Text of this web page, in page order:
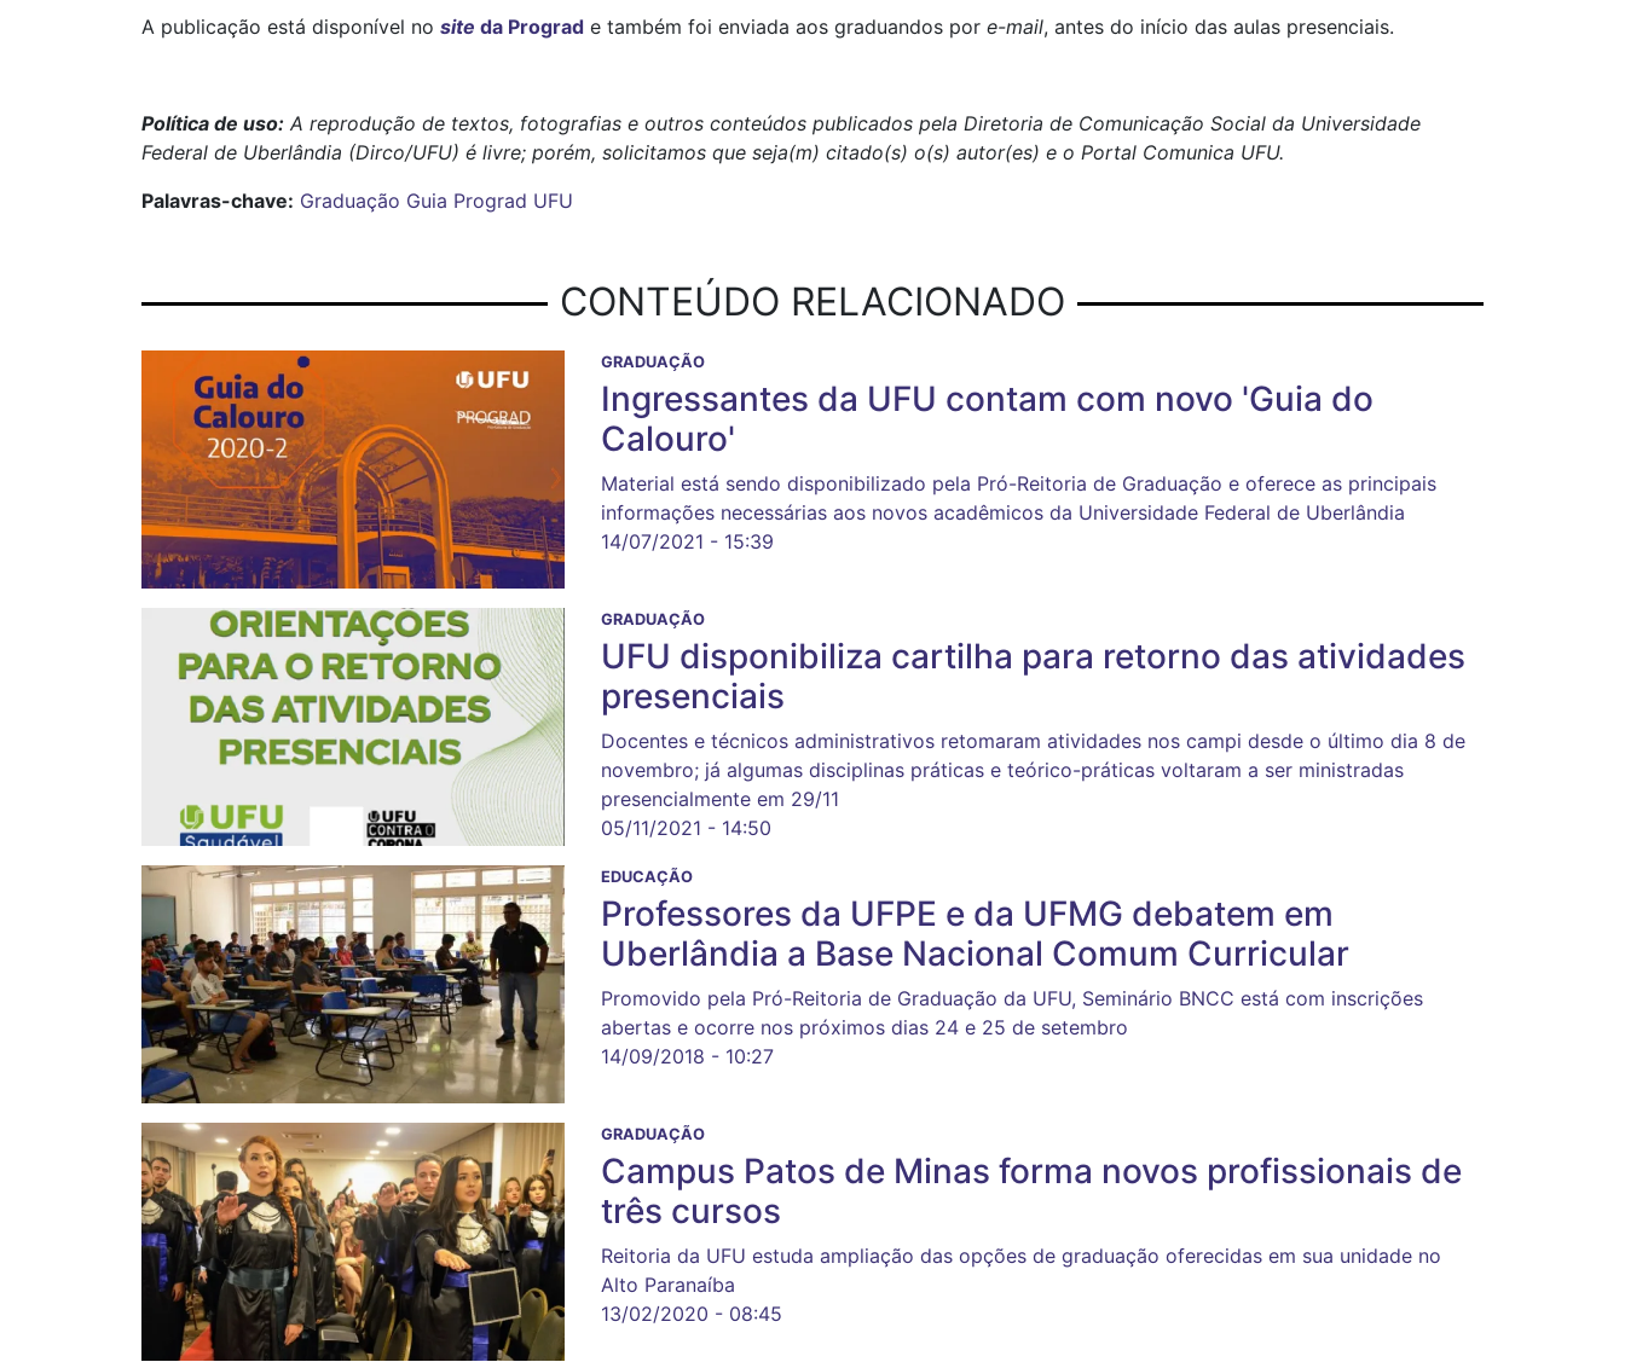
A publicação está disponível no site da Prograd e também foi enviada aos graduandos por e-mail, antes do início das aulas presenciais.
Política de uso: A reprodução de textos, fotografias e outros conteúdos publicados pela Diretoria de Comunicação Social da Universidade
Federal de Uberlândia (Dirco/UFU) é livre; porém, solicitamos que seja(m) citado(s) o(s) autor(es) e o Portal Comunica UFU.
Palavras-chave: Graduação Guia Prograd UFU
CONTEÚDO RELACIONADO
GRADUAÇÃO
Ingressantes da UFU contam com novo 'Guia do
Calouro'
Material está sendo disponibilizado pela Pró-Reitoria de Graduação e oferece as principais
informações necessárias aos novos acadêmicos da Universidade Federal de Uberlândia
14/07/2021 - 15:39
GRADUAÇÃO
UFU disponibiliza cartilha para retorno das atividades
presenciais
Docentes e técnicos administrativos retomaram atividades nos campi desde o último dia 8 de
novembro; já algumas disciplinas práticas e teórico-práticas voltaram a ser ministradas
presencialmente em 29/11
05/11/2021 - 14:50
EDUCAÇÃO
Professores da UFPE e da UFMG debatem em
Uberlândia a Base Nacional Comum Curricular
Promovido pela Pró-Reitoria de Graduação da UFU, Seminário BNCC está com inscrições
abertas e ocorre nos próximos dias 24 e 25 de setembro
14/09/2018 - 10:27
GRADUAÇÃO
Campus Patos de Minas forma novos profissionais de
três cursos
Reitoria da UFU estuda ampliação das opções de graduação oferecidas em sua unidade no
Alto Paranaíba
13/02/2020 - 08:45